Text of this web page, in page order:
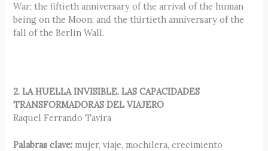
War; the fiftieth anniversary of the arrival of the human
being on the Moon; and the thirtieth anniversary of the
fall of the Berlin Wall.
2. LA HUELLA INVISIBLE. LAS CAPACIDADES
TRANSFORMADORAS DEL VIAJERO
Raquel Ferrando Tavira
Palabras clave: mujer, viaje, mochilera, crecimiento